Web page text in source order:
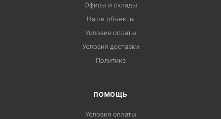
Офисы и склады
Наши объекты
Условия оплаты
Условия доставки
Политика
ПОМОЩЬ
Условия оплаты